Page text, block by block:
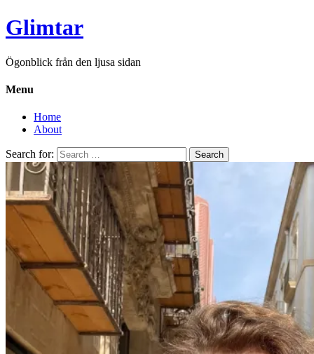
Glimtar
Ögonblick från den ljusa sidan
Menu
Home
About
Search for: